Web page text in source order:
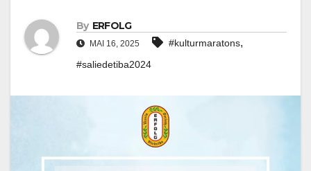
By ERFOLG
MAI 16, 2025 #kulturmaratons,
#saliedetiba2024